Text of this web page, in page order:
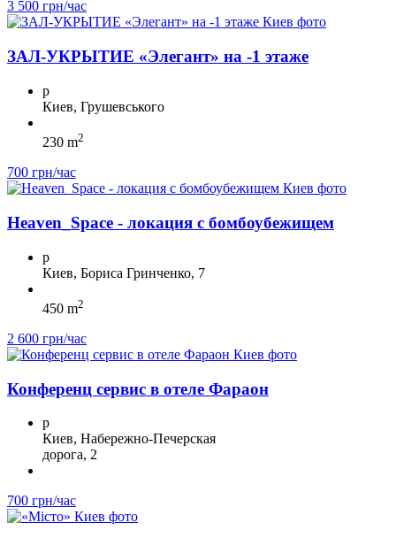
3 500 грн/час
ЗА Л-УКРЫТИЕ «Элегант» на -1 этаже
p
Киев, Грушевського
230 m2
700 грн/час
Heaven_Space - локация с бомбоубежищем
p
Киев, Бориса Гринченко, 7
450 m2
2 600 грн/час
Конференц сервис в отеле Фараон
p
Киев, Набережно-Печерская
дорога, 2
700 грн/час